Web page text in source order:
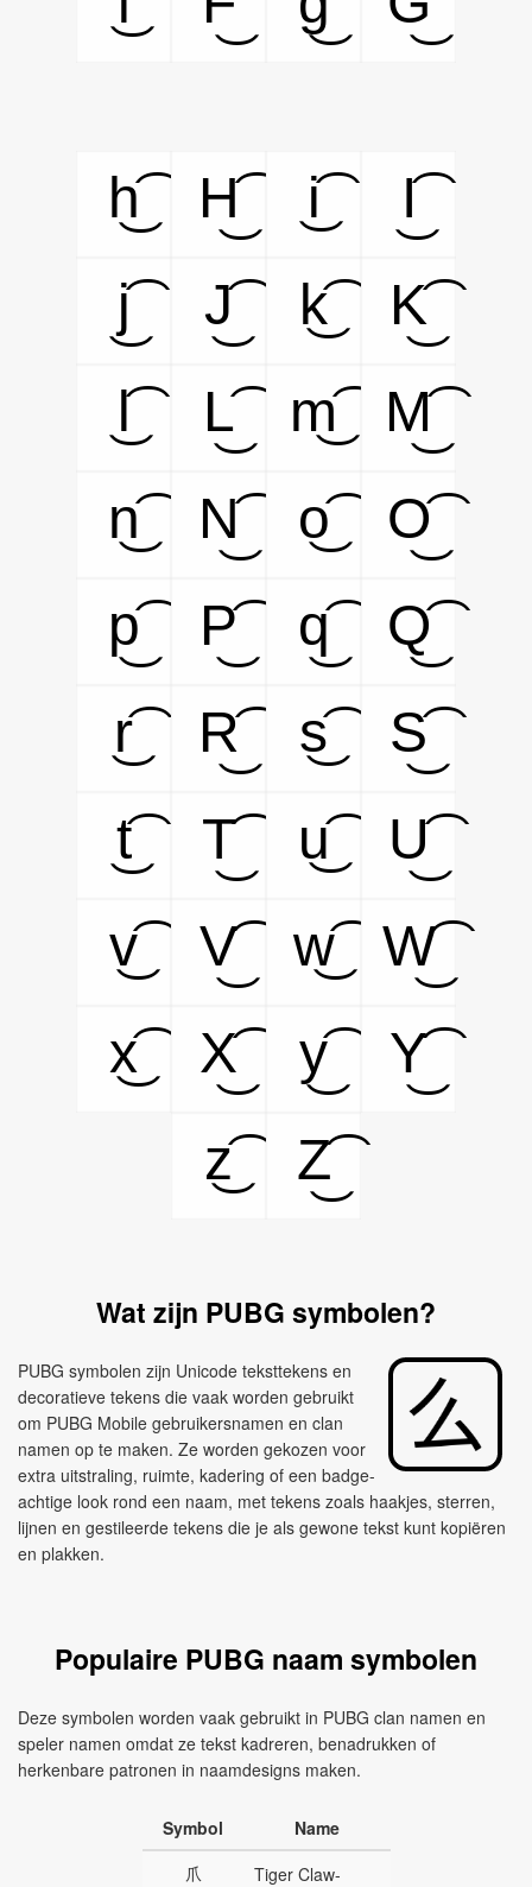
h͜͡ H͜͡ i͜͡
I͜͡
j͜͡
J͜͡ k͜͡
K͜͡
l͜͡
L͜͡ m͜͡
M͜͡
n͜͡
N͜͡ o͜͡
O͜͡
p͜͡
P͜͡ q͜͡
Q͜͡
r͜͡
R͜͡ s͜͡
S͜͡
t͜͡
T͜͡ u͜͡
U͜͡
v͜͡
V͜͡ w͜͡
W͜͡
x͜͡
X͜͡ y͜͡
Y͜͡
z͜͡
Z͜͡
Wat zijn PUBG symbolen?
PUBG symbolen zijn Unicode teksttekens en
decoratieve tekens die vaak worden gebruikt
om PUBG Mobile gebruikersnamen en clan
namen op te maken. Ze worden gekozen voor
extra uitstraling, ruimte, kadering of een badge-
achtige look rond een naam, met tekens zoals haakjes, sterren,
lijnen en gestileerde tekens die je als gewone tekst kunt kopiëren
en plakken.
Populaire PUBG naam symbolen
Deze symbolen worden vaak gebruikt in PUBG clan namen en
speler namen omdat ze tekst kadreren, benadrukken of
herkenbare patronen in naamdesigns maken.
Symbol
Name
爪
Tiger Claw-